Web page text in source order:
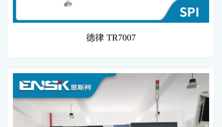
德律 TR7007